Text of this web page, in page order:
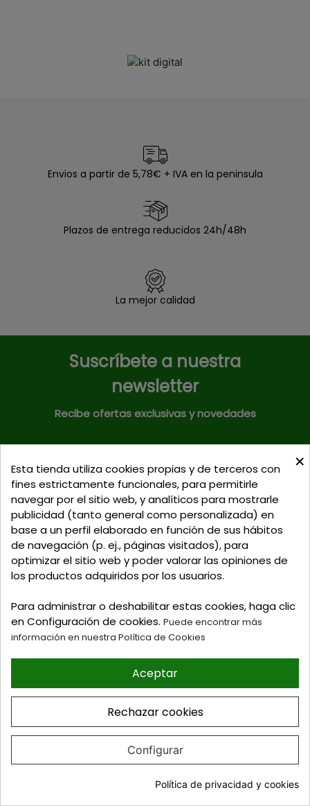
Envios a partir de 5,78€ + IVA en la peninsula
Plazos de entrega reducidos 24h/48h
La mejor calidad
Suscríbete a nuestra
newsletter
Recibe ofertas exclusivas y novedades
Puede darse de baja en cualquier momento. Para
ello, consulte nuestra información de contacto en el
aviso legal.
Mis datos personales
Mis direcciones
Donde Estamos
Formas de Pago
Política de Privacidad
Política de Cookies
Gastos de Envío
C/ Delgadillo Nº 7 - Local 1 - 45600
×
Esta tienda utiliza cookies propias y de terceros con
fines estrictamente funcionales, para permitirle
navegar por el sitio web, y analíticos para mostrarle
publicidad (tanto general como personalizada) en
base a un perfil elaborado en función de sus hábitos
de navegación (p. ej., páginas visitados), para
optimizar el sitio web y poder valorar las opiniones de
los productos adquiridos por los usuarios.
Para administrar o deshabilitar estas cookies, haga clic
en Configuración de cookies. Puede encontrar más
información en nuestra Política de Cookies
Aceptar
Rechazar cookies
Configurar
Política de privacidad y cookies